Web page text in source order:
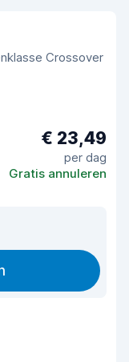
Crossover
€ 23,49
per dag
Gratis annuleren